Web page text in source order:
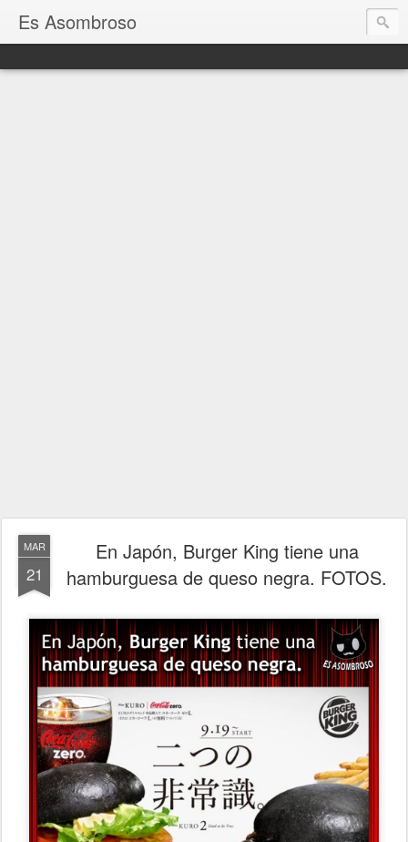
Es Asombroso
MAR
21
En Japón, Burger King tiene una
hamburguesa de queso negra. FOTOS.